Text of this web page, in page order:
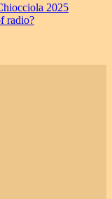
2025
radio?